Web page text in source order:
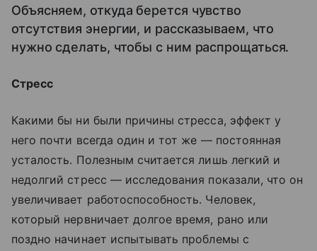
Объясняем, откуда берется чувство
отсутствия энергии, и рассказываем, что
нужно сделать, чтобы с ним распрощаться.
Стресс
Какими бы ни были причины стресса, эффект у
него почти всегда один и тот же — постоянная
усталость. Полезным считается лишь легкий и
недолгий стресс — исследования показали, что он
увеличивает работоспособность. Человек,
который нервничает долгое время, рано или
поздно начинает испытывать проблемы с